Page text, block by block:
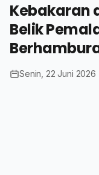
Kebakaran
Belik
Senin, 22 Juni 2026